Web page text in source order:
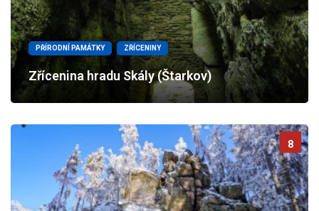
PŘÍRODNÍ PAMÁTKY ZŘÍCENINY
Zřícenina hradu Skály (Štarkov)
8